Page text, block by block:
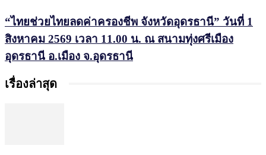
“ไทยช่วยไทยลดค่าครองชีพ จังหวัดอุดรธานี” วันที่ 1
สิงหาคม 2569 เวลา 11.00 น. ณ สนามทุ่งศรีเมือง
อุดรธานี อ.เมือง จ.อุดรธานี
เรื่องล่าสุด